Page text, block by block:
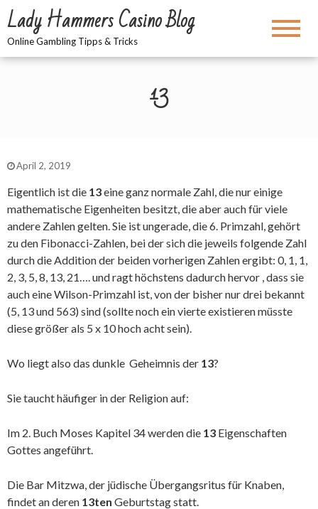
Lady Hammers Casino Blog
Online Gambling Tipps & Tricks
13
April 2, 2019
Eigentlich ist die 13eine ganz normale Zahl, die nur einige
mathematische Eigenheiten besitzt, die aber auch für viele
andere Zahlen gelten. Sie ist ungerade, die 6. Primzahl, gehört
zu den Fibonacci-Zahlen, bei der sich die jeweils folgende Zahl
durch die Addition der beiden vorherigen Zahlen ergibt: 0, 1, 1,
2, 3, 5, 8, 13, 21…. und ragt höchstens dadurch hervor , dass sie
auch eine Wilson-Primzahl ist, von der bisher nur drei bekannt
(5, 13 und 563) sind (sollte noch ein vierte existieren müsste
diese größer als 5 x 10 hoch acht sein).
Wo liegt also das dunkle Geheimnis der 13?
Sie taucht häufiger in der Religion auf:
Im 2. Buch Moses Kapitel 34 werden die 13 Eigenschaften
Gottes angeführt.
Die Bar Mitzwa, der jüdische Übergangsritus für Knaben,
findet an deren 13ten Geburtstag statt.